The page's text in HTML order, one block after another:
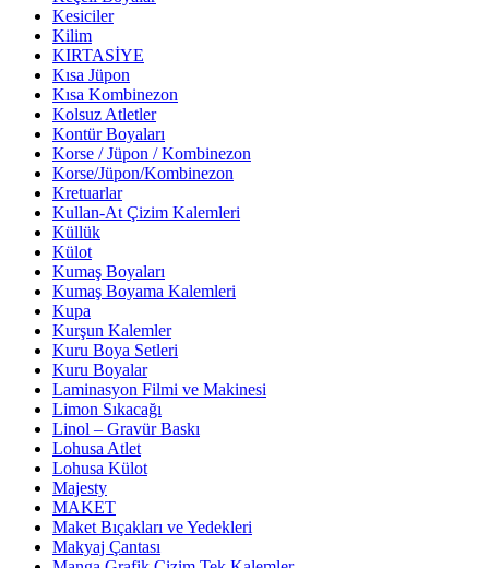
Kesiciler
Kilim
KIRTASİYE
Kısa Jüpon
Kısa Kombinezon
Kolsuz Atletler
Kontür Boyaları
Korse / Jüpon / Kombinezon
Korse/Jüpon/Kombinezon
Kretuarlar
Kullan-At Çizim Kalemleri
Küllük
Külot
Kumaş Boyaları
Kumaş Boyama Kalemleri
Kupa
Kurşun Kalemler
Kuru Boya Setleri
Kuru Boyalar
Laminasyon Filmi ve Makinesi
Limon Sıkacağı
Linol – Gravür Baskı
Lohusa Atlet
Lohusa Külot
Majesty
MAKET
Maket Bıçakları ve Yedekleri
Makyaj Çantası